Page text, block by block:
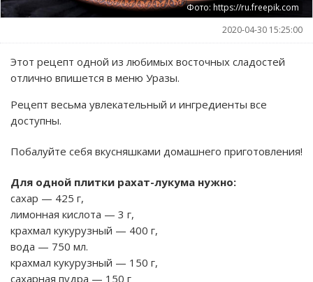
Фото: https://ru.freepik.com
2020-04-30 15:25:00
Этот рецепт одной из любимых восточных сладостей
отлично впишется в меню Уразы.
Рецепт весьма увлекательный и ингредиенты все
доступны.
Побалуйте себя вкусняшками домашнего приготовления!
Для одной плитки рахат-лукума нужно:
сахар — 425 г,
лимонная кислота — 3 г,
крахмал кукурузный — 400 г,
вода — 750 мл.
крахмал кукурузный — 150 г,
сахарная пудра — 150 г